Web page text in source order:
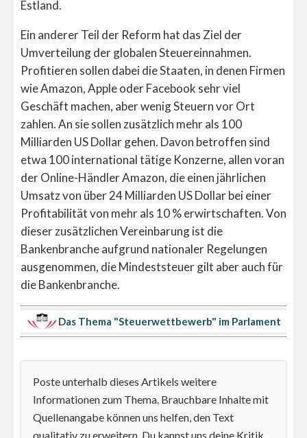
Estland.
Ein anderer Teil der Reform hat das Ziel der
Umverteilung der globalen Steuereinnahmen.
Profitieren sollen dabei die Staaten, in denen Firmen
wie Amazon, Apple oder Facebook sehr viel
Geschäft machen, aber wenig Steuern vor Ort
zahlen. An sie sollen zusätzlich mehr als 100
Milliarden US Dollar gehen. Davon betroffen sind
etwa 100 international tätige Konzerne, allen voran
der Online-Händler Amazon, die einen jährlichen
Umsatz von über 24 Milliarden US Dollar bei einer
Profitabilität von mehr als 10 % erwirtschaften. Von
dieser zusätzlichen Vereinbarung ist die
Bankenbranche aufgrund nationaler Regelungen
ausgenommen, die Mindeststeuer gilt aber auch für
die Bankenbranche.
Das Thema "Steuerwettbewerb" im Parlament
Poste unterhalb dieses Artikels weitere
Informationen zum Thema. Brauchbare Inhalte mit
Quellenangabe können uns helfen, den Text
qualitativ zu erweitern. Du kannst uns deine Kritik